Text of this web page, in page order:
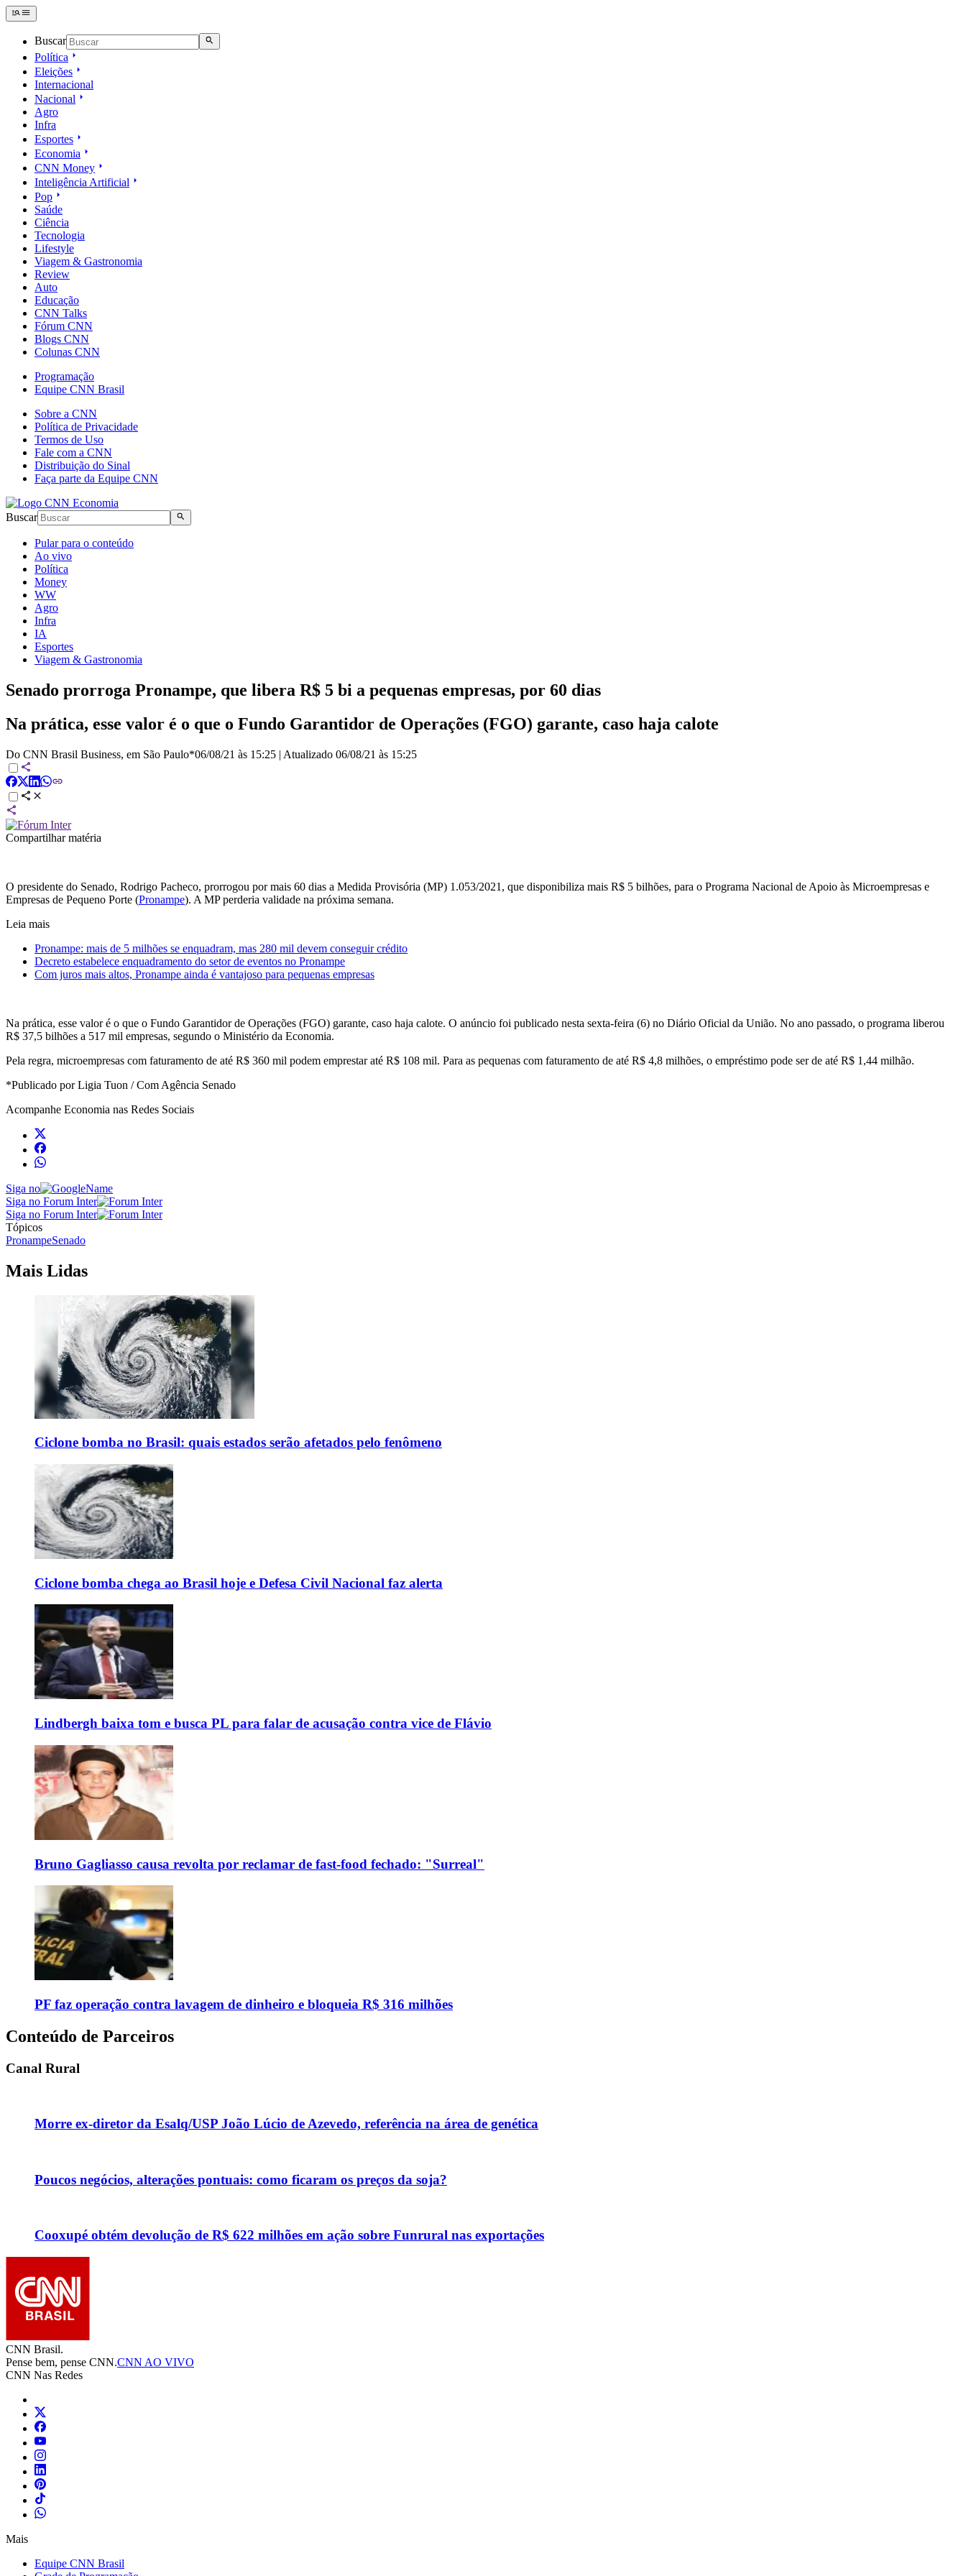
Buscar
Política
Eleições
Internacional
Nacional
Agro
Infra
Esportes
Economia
CNN Money
Inteligência Artificial
Pop
Saúde
Ciência
Tecnologia
Lifestyle
Viagem & Gastronomia
Review
Auto
Educação
CNN Talks
Fórum CNN
Blogs CNN
Colunas CNN
Programação
Equipe CNN Brasil
Sobre a CNN
Política de Privacidade
Termos de Uso
Fale com a CNN
Distribuição do Sinal
Faça parte da Equipe CNN
Buscar
Pular para o conteúdo
Ao vivo
Política
Money
WW
Agro
Infra
IA
Esportes
Viagem & Gastronomia
Senado prorroga Pronampe, que libera R$ 5 bi a pequenas empresas, por 60 dias
Na prática, esse valor é o que o Fundo Garantidor de Operações (FGO) garante, caso haja calote
Do CNN Brasil Business, em São Paulo*06/08/21 às 15:25 | Atualizado 06/08/21 às 15:25
Compartilhar matéria
O presidente do Senado, Rodrigo Pacheco, prorrogou por mais 60 dias a Medida Provisória (MP) 1.053/2021, que disponibiliza mais R$ 5 bilhões, para o Programa Nacional de Apoio às Microempresas e
Empresas de Pequeno Porte (Pronampe). A MP perderia validade na próxima semana.
Leia mais
Pronampe: mais de 5 milhões se enquadram, mas 280 mil devem conseguir crédito
Decreto estabelece enquadramento do setor de eventos no Pronampe
Com juros mais altos, Pronampe ainda é vantajoso para pequenas empresas
Na prática, esse valor é o que o Fundo Garantidor de Operações (FGO) garante, caso haja calote. O anúncio foi publicado nesta sexta-feira (6) no Diário Oficial da União. No ano passado, o programa liberou
R$ 37,5 bilhões a 517 mil empresas, segundo o Ministério da Economia.
Pela regra, microempresas com faturamento de até R$ 360 mil podem emprestar até R$ 108 mil. Para as pequenas com faturamento de até R$ 4,8 milhões, o empréstimo pode ser de até R$ 1,44 milhão.
*Publicado por Ligia Tuon / Com Agência Senado
Acompanhe Economia nas Redes Sociais
Siga no
Siga no Forum Inter
Siga no Forum Inter
Tópicos
PronampeSenado
Mais Lidas
Ciclone bomba no Brasil: quais estados serão afetados pelo fenômeno
Ciclone bomba chega ao Brasil hoje e Defesa Civil Nacional faz alerta
Lindbergh baixa tom e busca PL para falar de acusação contra vice de Flávio
Bruno Gagliasso causa revolta por reclamar de fast-food fechado: "Surreal"
PF faz operação contra lavagem de dinheiro e bloqueia R$ 316 milhões
Conteúdo de Parceiros
Canal Rural
Morre ex-diretor da Esalq/USP João Lúcio de Azevedo, referência na área de genética
Poucos negócios, alterações pontuais: como ficaram os preços da soja?
Cooxupé obtém devolução de R$ 622 milhões em ação sobre Funrural nas exportações
CNN Brasil.
Pense bem, pense CNN.CNN AO VIVO
CNN Nas Redes
Mais
Equipe CNN Brasil